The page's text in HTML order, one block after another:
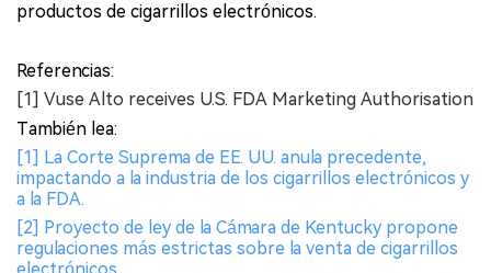
productos de cigarrillos electrónicos.
Referencias:
[1] Vuse Alto receives U.S. FDA Marketing Authorisation
También lea:
[1] La Corte Suprema de EE. UU. anula precedente,
impactando a la industria de los cigarrillos electrónicos y
a la FDA.
[2] Proyecto de ley de la Cámara de Kentucky propone
regulaciones más estrictas sobre la venta de cigarrillos